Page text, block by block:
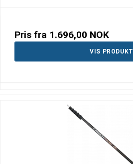
Pris fra 1.696,00 NOK
VIS PRODUKT